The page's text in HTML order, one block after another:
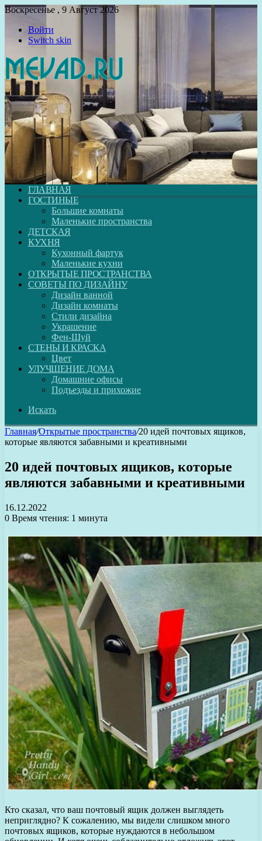
Воскресенье , 9 Август 2026
Войти
Switch skin
ГЛАВНАЯ
ГОСТИНЫЕ
Большие комнаты
Маленькие пространства
ДЕТСКАЯ
КУХНЯ
Кухонный фартук
Маленькие кухни
ОТКРЫТЫЕ ПРОСТРАНСТВА
СОВЕТЫ ПО ДИЗАЙНУ
Дизайн ванной
Дизайн комнаты
Стили дизайна
Украшение
Фен-Шуй
СТЕНЫ И КРАСКА
Цвет
УЛУЧШЕНИЕ ДОМА
Домашние офисы
Подъезды и прихожие
Искать
Главная/Открытые пространства/20 идей почтовых ящиков,
которые являются забавными и креативными
20 идей почтовых ящиков, которые
являются забавными и креативными
16.12.2022
0 Время чтения: 1 минута
Кто сказал, что ваш почтовый ящик должен выглядеть
неприглядно? К сожалению, мы видели слишком много
почтовых ящиков, которые нуждаются в небольшом